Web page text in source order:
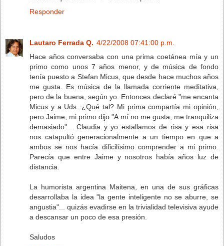
Responder
Lautaro Ferrada Q. 4/22/2008 07:41:00 p.m.
Hace años conversaba con una prima coetánea mía y un
primo como unos 7 años menor, y de música de fondo
tenía puesto a Stefan Micus, que desde hace muchos años
me gusta. Es música de la llamada corriente meditativa,
pero de la buena, según yo. Entonces declaré "me encanta
Micus y a Uds. ¿Qué tal? Mi prima compartía mi opinión,
pero Jaime, mi primo dijo "A mí no me gusta, me tranquiliza
demasiado"... Claudia y yo estallamos de risa y esa risa
nos catapultó generacionalmente a un tiempo en que a
ambos se nos hacía dificilísimo comprender a mi primo.
Parecía que entre Jaime y nosotros había años luz de
distancia.
La humorista argentina Maitena, en una de sus gráficas
desarrollaba la idea "la gente inteligente no se aburre, se
angustia"... quizás evadirse en la trivialidad televisiva ayude
a descansar un poco de esa presión.
Saludos